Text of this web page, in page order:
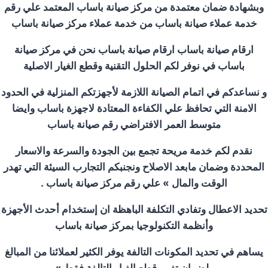
وبشهادة ضمان معتمدة من مركز صيانة باساب المعتمد علي رقم
خدمة عملاء صيانة باساب من خدمة عملاء مركز صيانة باساب
ارقام صيانة باساب ارقام صيانة باساب نحن في مركز صيانة
باساب في نوفر لكم الحلول التقنية وقطع الغيار الاصلية
و نساعدكم في اتمام الصيانة اللازمة لأجهزتكم المنزلية في الحدود
الامنة التي تحافظ علي الكفاءة المعتادة لاجهزة باساب وايضا
متوسط العمر الافتراضي رقم صيانة باساب
نقدم لكم خدمة مريحة تجمع بين الجودة والسرعة والاسعار
المحددة وضمان مابعد الاصلاح ونجنبكم التجارب السيئة التي تهدر
الوقت والمال » علي رقم مركز صيانة باساب .
تحديد الاعطال وتفادي التكلفة الباهظة ان إستخدام أحدث الأجهزة
وأنظمة التكنولوجيا بمركز صيانة باساب
يساهم في تحديد المكونات التالفة يوفر الكثير لعملائنا من المبالغ